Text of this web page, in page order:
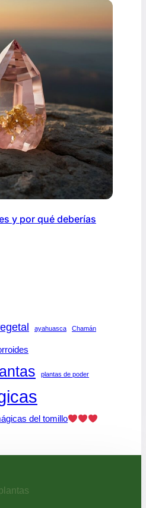
y por qué deberías
ayahuasca Chamán
plantas de poder
del tomillo